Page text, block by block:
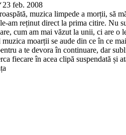
23 feb. 2008
muzica limpede a morții, să
am reținut direct la prima citire. Nu
cum am mai văzut la unii, ci are o
muzica moarții se aude din ce în ce
a te devora în continuare, dar
fiecare în acea clipă suspendată și